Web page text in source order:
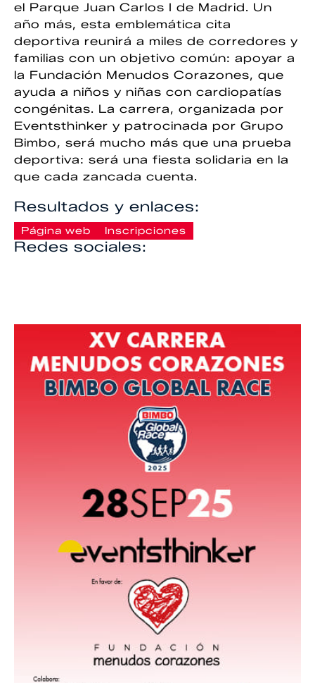
el Parque Juan Carlos I de Madrid. Un
año más, esta emblemática cita
deportiva reunirá a miles de corredores y
familias con un objetivo común: apoyar a
la Fundación Menudos Corazones, que
ayuda a niños y niñas con cardiopatías
congénitas. La carrera, organizada por
Eventsthinker y patrocinada por Grupo
Bimbo, será mucho más que una prueba
deportiva: será una fiesta solidaria en la
que cada zancada cuenta.
Resultados y enlaces:
Página web Inscripciones
Redes sociales: